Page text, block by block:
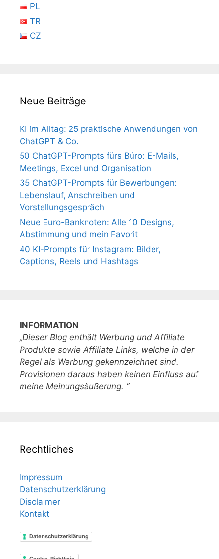
PL
TR
CZ
Neue Beiträge
KI im Alltag: 25 praktische Anwendungen von
ChatGPT & Co.
50 ChatGPT-Prompts fürs Büro: E-Mails,
Meetings, Excel und Organisation
35 ChatGPT-Prompts für Bewerbungen:
Lebenslauf, Anschreiben und
Vorstellungsgespräch
Neue Euro-Banknoten: Alle 10 Designs,
Abstimmung und mein Favorit
40 KI-Prompts für Instagram: Bilder,
Captions, Reels und Hashtags
INFORMATION
„Dieser Blog enthält Werbung und Affiliate
Produkte sowie Affiliate Links, welche in der
Regel als Werbung gekennzeichnet sind.
Provisionen daraus haben keinen Einfluss auf
meine Meinungsäußerung. “
Rechtliches
Impressum
Datenschutzerklärung
Disclaimer
Kontakt
Datenschutzerklärung